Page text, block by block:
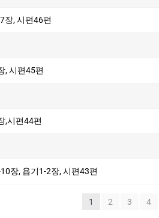
장, 시편46편
, 시편45편
,시편44편
장, 욥기1-2장, 시편43편
1 2 3 4